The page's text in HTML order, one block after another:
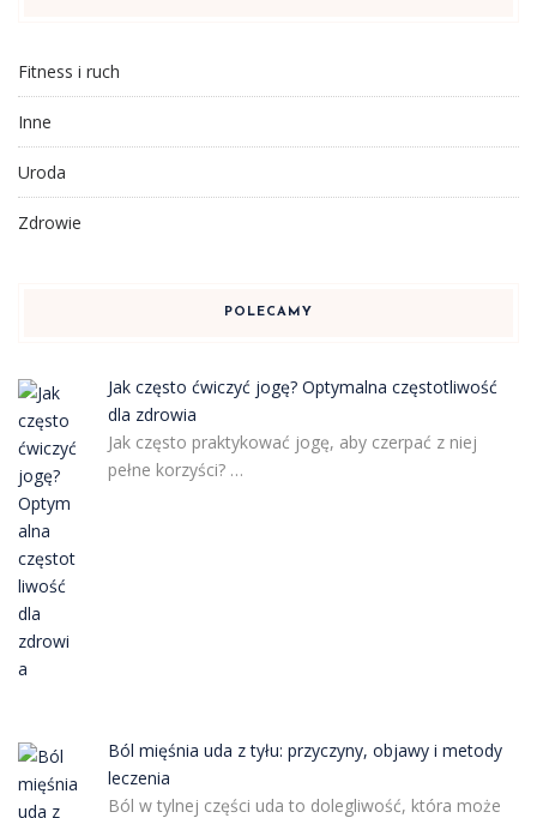
Fitness i ruch
Inne
Uroda
Zdrowie
POLECAMY
Jak często ćwiczyć jogę? Optymalna częstotliwość
dla zdrowia
Jak często praktykować jogę, aby czerpać z niej
pełne korzyści? …
Ból mięśnia uda z tyłu: przyczyny, objawy i metody
leczenia
Ból w tylnej części uda to dolegliwość, która może